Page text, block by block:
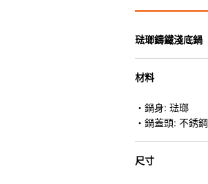
琺瑯鑄鐵淺底鍋
材料
・鍋身: 琺瑯
・鍋蓋頭: 不銹鋼
尺寸